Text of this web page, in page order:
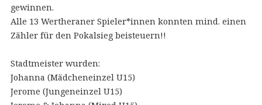
gewinnen.
Alle 13 Wertheraner Spieler*innen konnten mind. einen
Zähler für den Pokalsieg beisteuern!!
Stadtmeister wurden:
Johanna (Mädcheneinzel U15)
Jerome (Jungeneinzel U15)